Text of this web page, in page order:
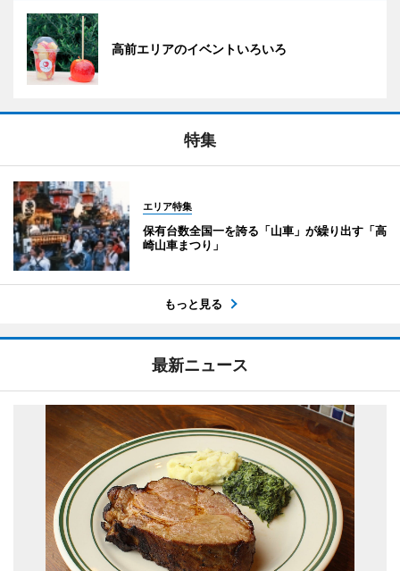
高前エリアのイベントいろいろ
特集
エリア特集
保有台数全国一を誇る「山車」が繰り出す「高
崎山車まつり」
もっと見る
最新ニュース